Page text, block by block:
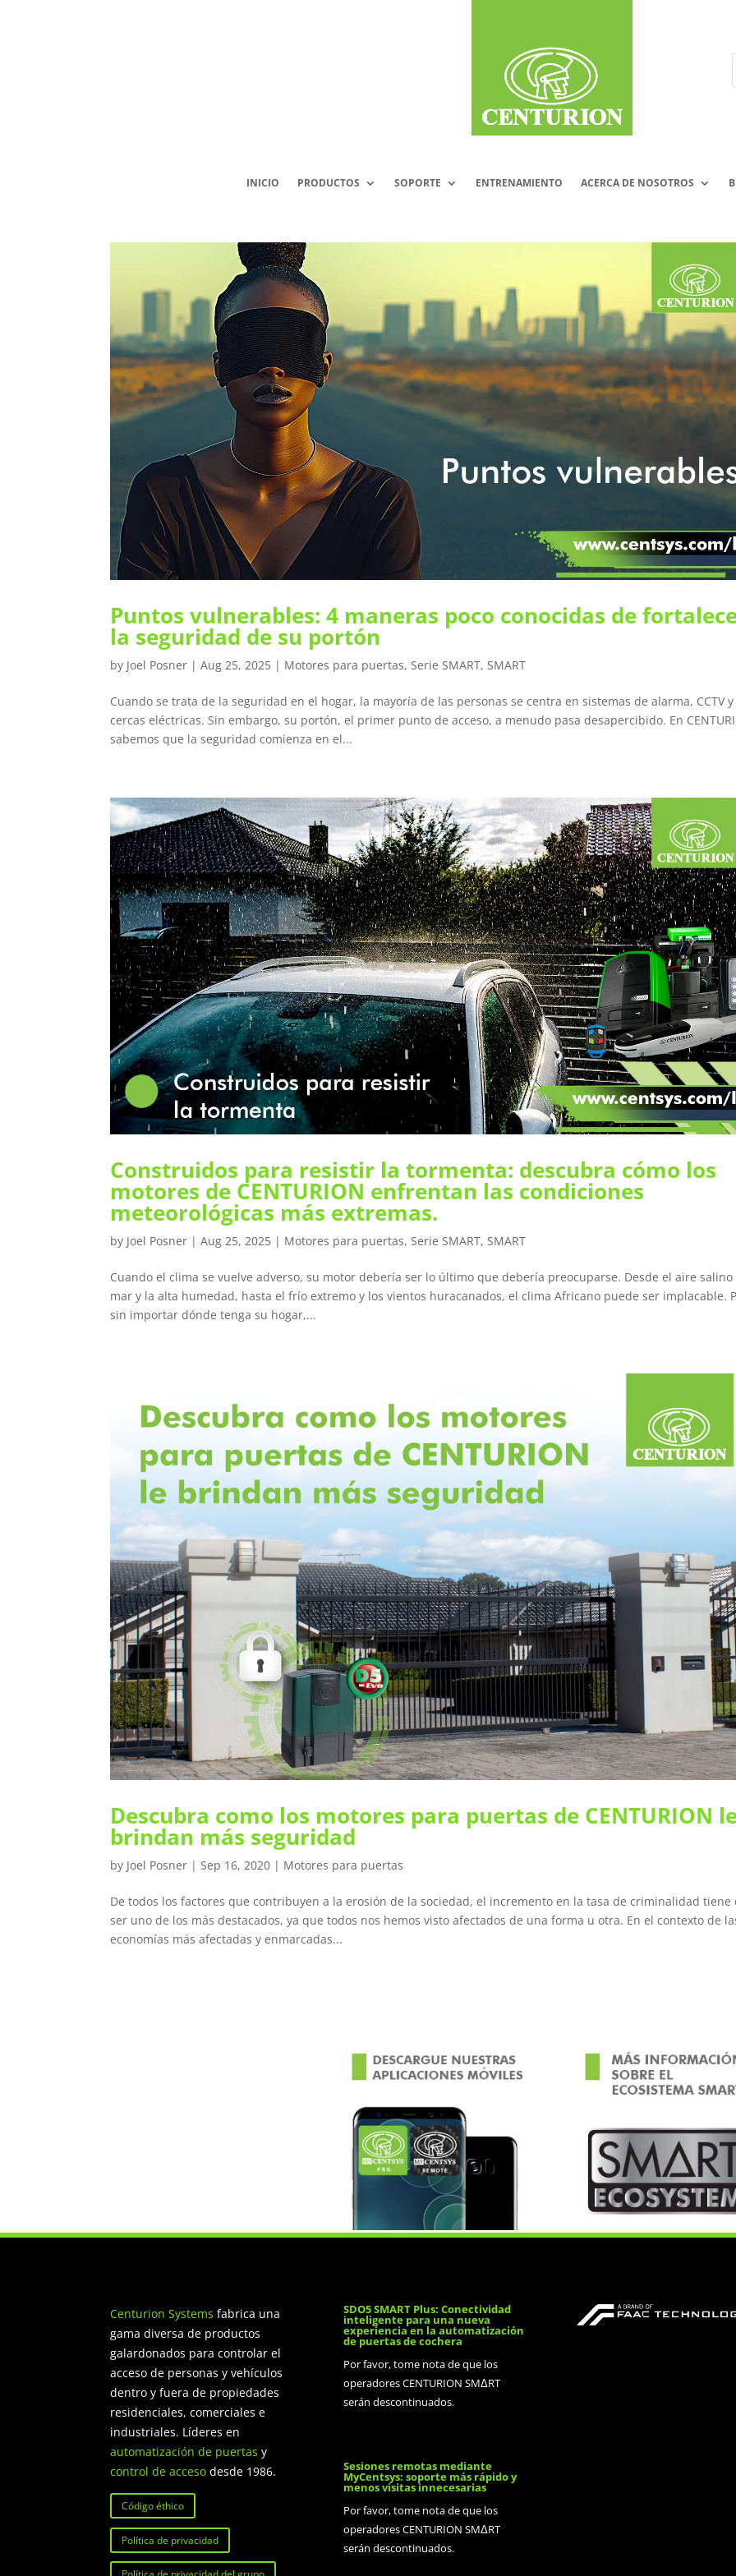
INICIO PRODUCTOS SOPORTE ENTRENAMIENTO ACERCA DE NOSOTROS
Puntos vulnerables: 4 maneras poco conocidas de
la seguridad de su portón
by Joel Posner |Aug 25, 2025 | Motores para puertas, Serie SMART, SMART
Cuando se trata de la seguridad en el hogar, la mayoría de las personas se centra en sistemas de alarma, CCTV y
cercas eléctricas. Sin embargo, su portón, el primer punto de acceso, a menudo pasa desapercibido. En
sabemos que la seguridad comienza en el...
Construidos para resistir la tormenta: descubra cómo los
motores de CENTURION enfrentan las condiciones
meteorológicas más extremas.
by Joel Posner |Aug 25, 2025 | Motores para puertas,Serie SMART,SMART
Cuando el clima se vuelve adverso, su motor debería ser lo último que debería preocuparse. Desde el aire
mar y la alta humedad, hasta el frío extremo y los vientos huracanados, el clima Africano puede ser implacable.
sin importar dónde tenga su hogar,...
Descubra como los motores para puertas de CENTURION
brindan más seguridad
by Joel Posner |Sep 16, 2020 | Motores para puertas
De todos los factores que contribuyen a la erosión de la sociedad, el incremento en la tasa de criminalidad tiene
ser uno de los más destacados, ya que todos nos hemos visto afectados de una forma u otra. En el contexto de
economías más afectadas y enmarcadas...
Centurion Systemsfabrica una
gama diversa de productos
galardonados para controlar el
acceso de personas y vehículos
dentro y fuera de propiedades
residenciales, comerciales e
industriales. Líderes en
automatización de puertas y
control de acceso desde 1986.
Código éthico
Política de privacidad
SDO5 SMART Plus: Conectividad
inteligente para una nueva
experiencia en la automatización
de puertas de cochera
Por favor, tome nota de que los
operadores CENTURION SMΔRT
serán descontinuados.
Sesiones remotas mediante
MyCentsys: soporte más rápido y
menos visitas innecesarias
Por favor, tome nota de que los
operadores CENTURION SMΔRT
serán descontinuados.